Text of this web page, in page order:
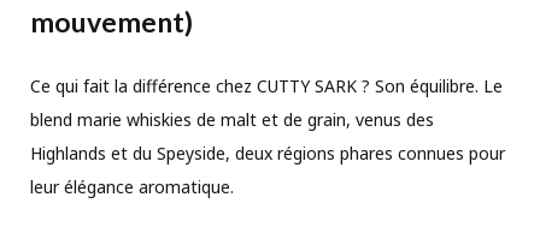
mouvement)
Ce qui fait la différence chez CUTTY SARK ? Son équilibre. Le
blend marie whiskies de malt et de grain, venus des
Highlands et du Speyside, deux régions phares connues pour
leur élégance aromatique.